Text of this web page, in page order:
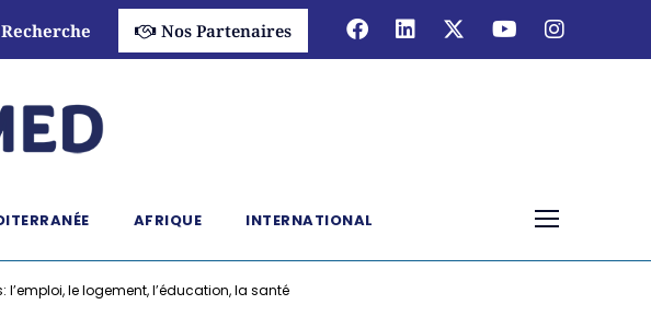
Recherche Nos Partenaires
AFRIQUE INTERNATIONAL
l’emploi, le logement, l’éducation, la santé